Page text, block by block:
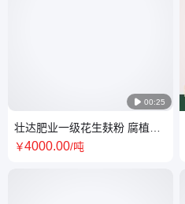
 00:25
壮达肥业一级花生麸粉 腐植酸
含量80% 广西产 黑色草木灰粉
￥4000.00/吨